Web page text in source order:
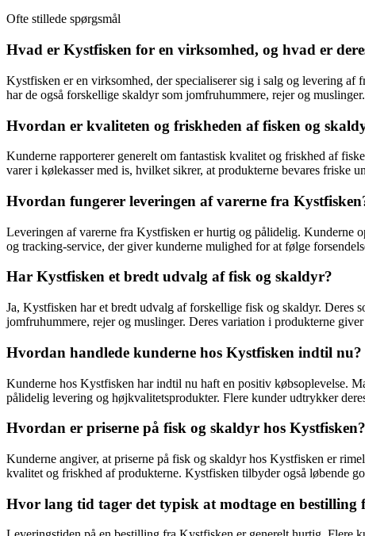
Ofte stillede spørgsmål
Hvad er Kystfisken for en virksomhed, og hvad er
Kystfisken er en virksomhed, der specialiserer sig i salg og levering
har de også forskellige skaldyr som jomfruhummere, rejer og muslinger.
Hvordan er kvaliteten og friskheden af fisken og
Kunderne rapporterer generelt om fantastisk kvalitet og friskhed af
varer i kølekasser med is, hvilket sikrer, at produkterne bevares friske
Hvordan fungerer leveringen af varerne fra
Leveringen af varerne fra Kystfisken er hurtig og pålidelig. Kunderne
og tracking-service, der giver kunderne mulighed for at følge
Har Kystfisken et bredt udvalg af fisk og skaldyr?
Ja, Kystfisken har et bredt udvalg af forskellige fisk og skaldyr. Deres
jomfruhummere, rejer og muslinger. Deres variation i produkterne
Hvordan handlede kunderne hos Kystfisken indtil nu?
Kunderne hos Kystfisken har indtil nu haft en positiv købsoplevelse.
pålidelig levering og højkvalitetsprodukter. Flere kunder udtrykker
Hvordan er priserne på fisk og skaldyr hos Kystfisken?
Kunderne angiver, at priserne på fisk og skaldyr hos Kystfisken er
kvalitet og friskhed af produkterne. Kystfisken tilbyder også løbende
Hvor lang tid tager det typisk at modtage en bestilling